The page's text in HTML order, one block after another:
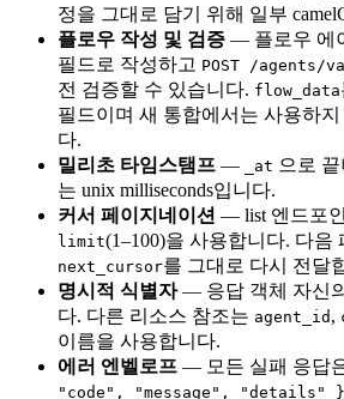
정을 그대로 담기 위해 일부
플로우 작성 및 검증 — 플로우 에
필드로 작성하고 POST /agents/
전 검증할 수 있습니다. flow_data
필드이며 새 통합에서는 사용하지
다.
밀리초 타임스탬프 — _at 으로
는 unix milliseconds입니다.
커서 페이지네이션 — list 엔드포
limit(1–100)을 사용합니다. 다음
next_cursor를 그대로 다시 전달
명시적 식별자— 응답 객체 자신
다. 다른 리소스 참조는 agent_id ,
이름을 사용합니다.
에러 엔벨로프 — 모든 실패 응답
"code", "message", "details"